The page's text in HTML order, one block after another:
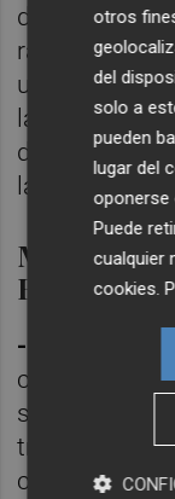
radican
utilizando
las
de menores
las propias
Motivos
Botànic
-Casos
causas
significa que
tribunales.
causan
otros
del
solo a
pueden
lugar del
Puede
cualquier
cookies .